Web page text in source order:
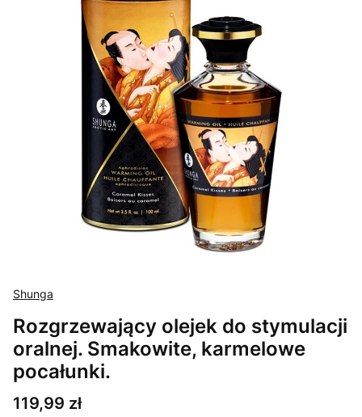
Shunga
Rozgrzewający olejek do stymulacji
oralnej. Smakowite, karmelowe
pocałunki.
Cena
119,99 zł